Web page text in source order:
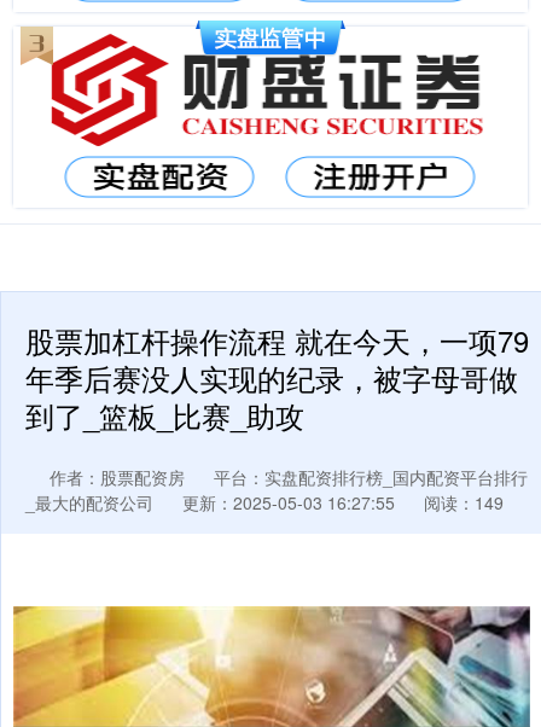
股票加杠杆操作流程 就在今天，一项79
年季后赛没人实现的纪录，被字母哥做
到了_篮板_比赛_助攻
作者：股票配资房
平台：实盘配资排行榜_国内配资平台排行
_最大的配资公司
更新：2025-05-03 16:27:55 阅读：149